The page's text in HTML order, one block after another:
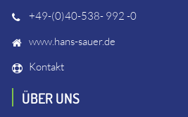
+49-(0)40-538- 992 -0
www.hans-sauer.de
Kontakt
ÜBER UNS